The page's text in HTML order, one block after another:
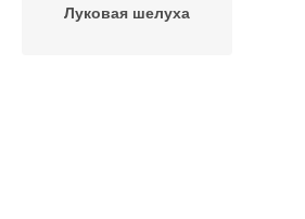
Луковая шелуха